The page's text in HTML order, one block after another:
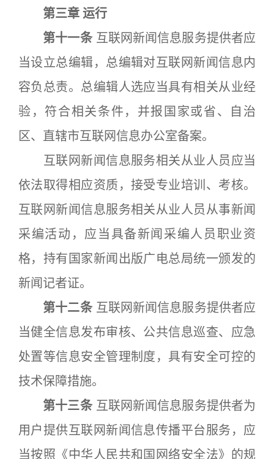
第三章 运行
第十一条互联网新闻信息服务提供者应
当设立总编辑，总编辑对互联网新闻信息内
容负总责。总编辑人选应当具有相关从业经
验，符合相关条件，并报国家或省、自治
区、直辖市互联网信息办公室备案。
互联网新闻信息服务相关从业人员应当
依法取得相应资质，接受专业培训、考核。
互联网新闻信息服务相关从业人员从事新闻
采编活动，应当具备新闻采编人员职业资
格，持有国家新闻出版广电总局统一颁发的
新闻记者证。
第十二条互联网新闻信息服务提供者应
当健全信息发布审核、公共信息巡查、应急
处置等信息安全管理制度，具有安全可控的
技术保障措施。
第十三条互联网新闻信息服务提供者为
用户提供互联网新闻信息传播平台服务，应
当按照《中华人民共和国网络安全法》的规